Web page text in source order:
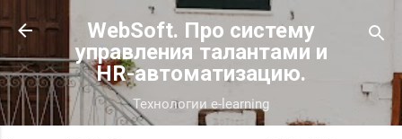
К основному контенту
WebSoft. Про систему
управления талантами и
HR-автоматизацию.
Технологии e-learning